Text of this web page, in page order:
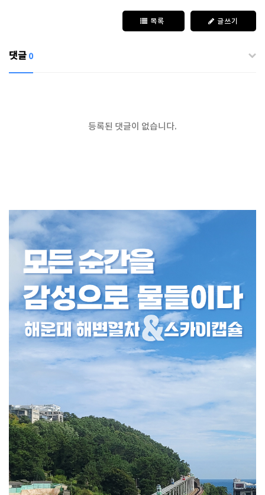
목록 글쓰기
댓글 0
등록된 댓글이 없습니다.